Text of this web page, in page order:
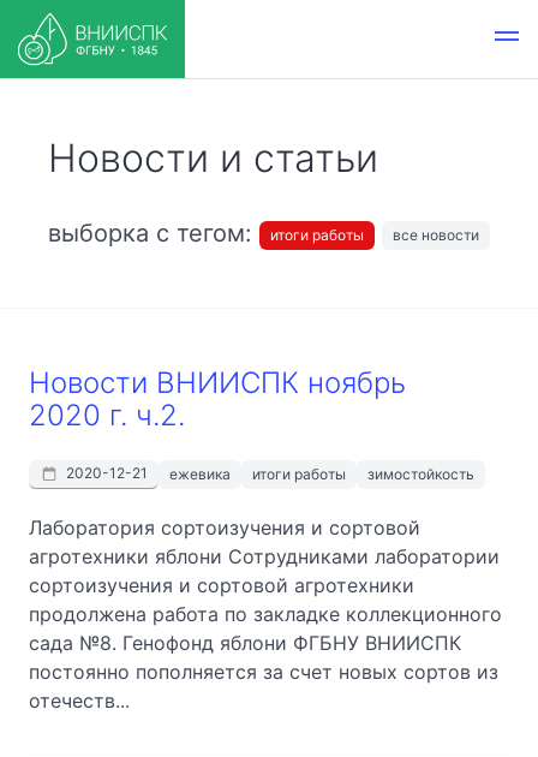
Новости и статьи
выборка с тегом: итоги работы все новости
Новости ВНИИСПК ноябрь
2020 г. ч.2.
2020-12-21 ежевика итоги работы зимостойкость
Лаборатория сортоизучения и сортовой
агротехники яблони Сотрудниками лаборатории
сортоизучения и сортовой агротехники
продолжена работа по закладке коллекционного
сада №8. Генофонд яблони ФГБНУ ВНИИСПК
постоянно пополняется за счет новых сортов из
отечеств...